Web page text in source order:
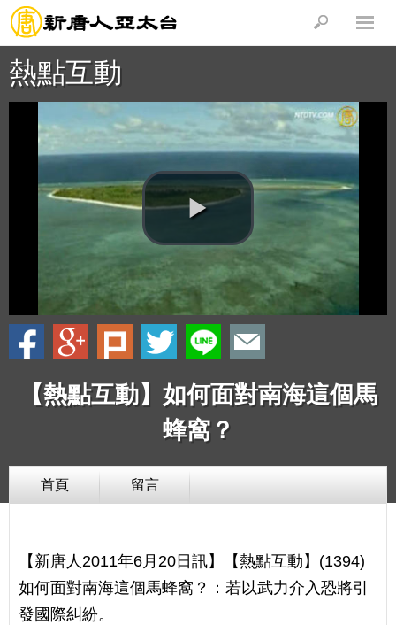
熱點互動
【熱點互動】如何面對南海這個馬
蜂窩？
首頁 留言
【新唐人2011年6月20日訊】【熱點互動】(1394)
如何面對南海這個馬蜂窩？：若以武力介入恐將引
發國際糾紛。